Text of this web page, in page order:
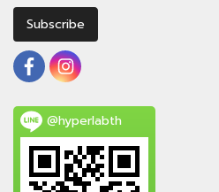
Subscribe
@hyperlabth